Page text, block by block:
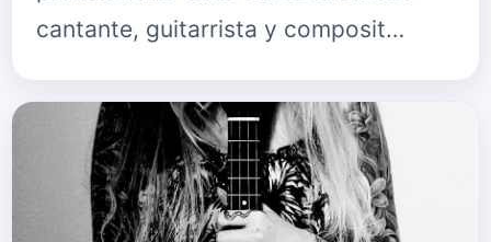
cantante, guitarrista y composit…